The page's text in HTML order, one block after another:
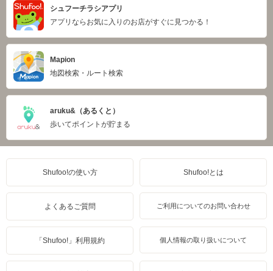
シュフーチラシアプリ
アプリならお気に入りのお店がすぐに見つかる！
Mapion
地図検索・ルート検索
aruku&（あるくと）
歩いてポイントが貯まる
Shufoo!の使い方 Shufoo!とは
よくあるご質問 ご利用についてのお問い合わせ
「Shufoo!」利用規約 個人情報の取り扱いについて